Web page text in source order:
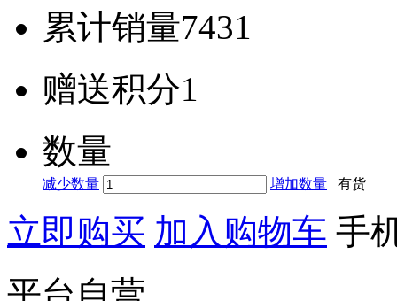
累计销量7431
赠送积分1
数量
减少数量 增加数量 有货
立即购买 加入购物车 手
平台自营